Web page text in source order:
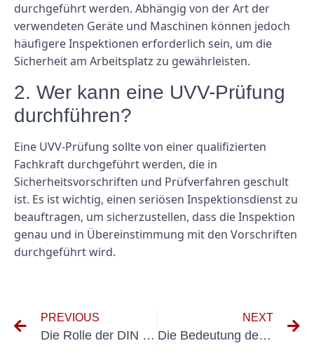
durchgeführt werden. Abhängig von der Art der
verwendeten Geräte und Maschinen können jedoch
häufigere Inspektionen erforderlich sein, um die
Sicherheit am Arbeitsplatz zu gewährleisten.
2. Wer kann eine UVV-Prüfung
durchführen?
Eine UVV-Prüfung sollte von einer qualifizierten
Fachkraft durchgeführt werden, die in
Sicherheitsvorschriften und Prüfverfahren geschult
ist. Es ist wichtig, einen seriösen Inspektionsdienst zu
beauftragen, um sicherzustellen, dass die Inspektion
genau und in Übereinstimmung mit den Vorschriften
durchgeführt wird.
PREVIOUS
Die Rolle der DIN VDE 0701-0702 bei der Gewährleistung der Einhaltung der elektrischen Sicherheit
NEXT
Die Bedeutung der Elektroprüfung in der Wirtschaftsprüfung